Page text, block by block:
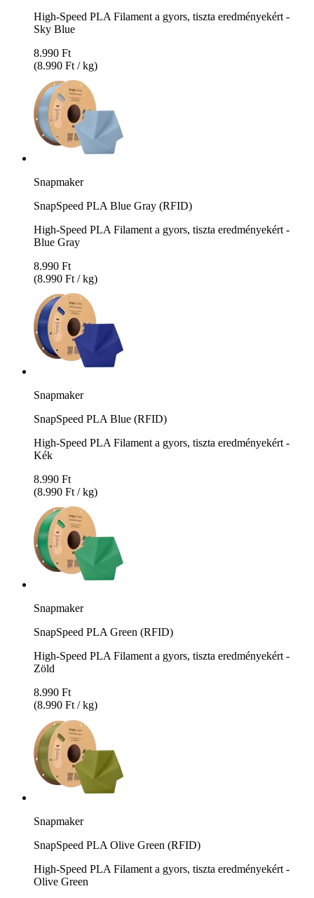
High-Speed PLA Filament a gyors, tiszta eredményekért -
Sky Blue
8.990 Ft
(8.990 Ft / kg)
Snapmaker
SnapSpeed PLA Blue Gray (RFID)
High-Speed PLA Filament a gyors, tiszta eredményekért -
Blue Gray
8.990 Ft
(8.990 Ft / kg)
Snapmaker
SnapSpeed PLA Blue (RFID)
High-Speed PLA Filament a gyors, tiszta eredményekért -
Kék
8.990 Ft
(8.990 Ft / kg)
Snapmaker
SnapSpeed PLA Green (RFID)
High-Speed PLA Filament a gyors, tiszta eredményekért -
Zöld
8.990 Ft
(8.990 Ft / kg)
Snapmaker
SnapSpeed PLA Olive Green (RFID)
High-Speed PLA Filament a gyors, tiszta eredményekért -
Olive Green